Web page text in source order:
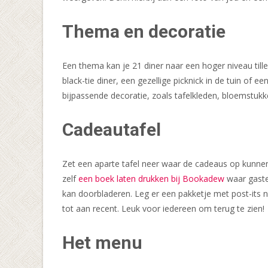
Thema en decoratie
Een thema kan je 21 diner naar een hoger niveau
black-tie diner, een gezellige picknick in de tuin of
bijpassende decoratie, zoals tafelkleden,
Cadeautafel
Zet een aparte tafel neer waar de cadeaus op
zelfeen boek laten drukken bij Bookadew waar
kan doorbladeren. Leg er een pakketje met post-its
tot aan recent. Leuk voor iedereen om terug te zien!
Het menu